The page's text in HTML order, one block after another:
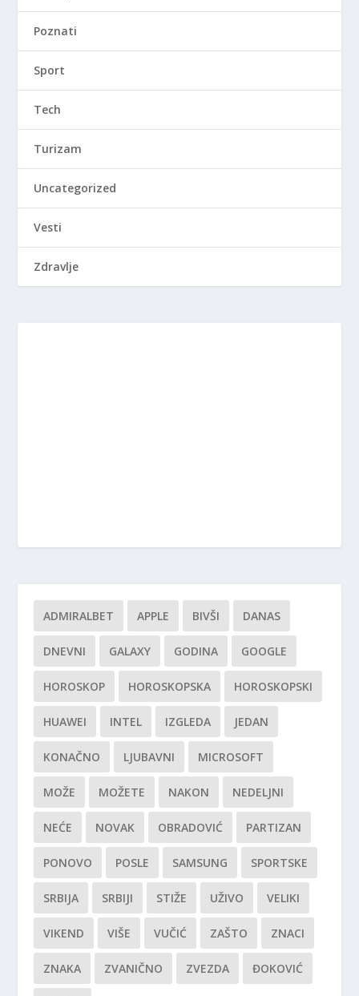
Poznati
Sport
Tech
Turizam
Uncategorized
Vesti
Zdravlje
ADMIRALBET APPLE BIVŠI DANAS
DNEVNI GALAXY GODINA GOOGLE
HOROSKOP HOROSKOPSKA HOROSKOPSKI
HUAWEI INTEL IZGLEDA JEDAN
KONAČNO LJUBAVNI MICROSOFT
MOŽE MOŽETE NAKON NEDELJNI
NEĆE NOVAK OBRADOVIĆ PARTIZAN
PONOVO POSLE SAMSUNG SPORTSKE
SRBIJA SRBIJI STIŽE UŽIVO VELIKI
VIKEND VIŠE VUČIĆ ZAŠTO ZNACI
ZNAKA ZVANIČNO ZVEZDA ĐOKOVIĆ